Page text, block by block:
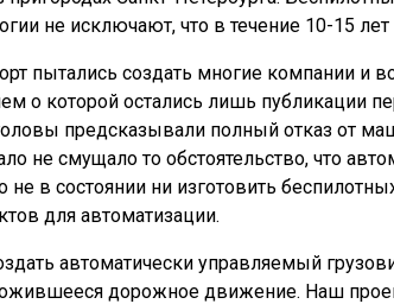
не исключают, что в течение 10-15
пытались создать многие компании и
о которой остались лишь публикации
предсказывали полный отказ от
не смущало то обстоятельство, что
не в состоянии ни изготовить
для автоматизации.
автоматически управляемый
дорожное движение. Наш